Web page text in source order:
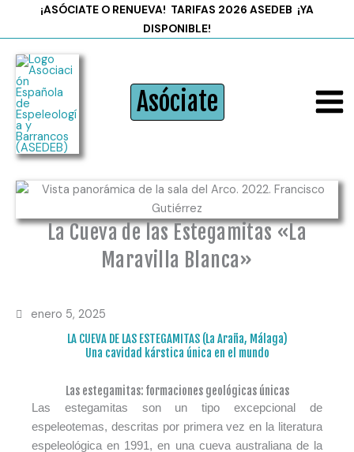
¡ASÓCIATE O RENUEVA! TARIFAS 2026 ASEDEB ¡YA
DISPONIBLE!
Asóciate
La Cueva de las Estegamitas «La
Maravilla Blanca»
enero 5, 2025
LA CUEVA DE LAS ESTEGAMITAS (La Araña, Málaga)
Una cavidad kárstica única en el mundo
Las estegamitas: formaciones geológicas únicas
Las estegamitas son un tipo excepcional de
espeleotemas, descritas por primera vez en la literatura
espeleológica en 1991, en una cueva australiana de la